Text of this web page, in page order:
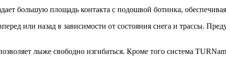
большую площадь контакта с подошвой ботинка,
или назад в зависимости от состояния снега и трассы.
лыже свободно изгибаться. Кроме того система